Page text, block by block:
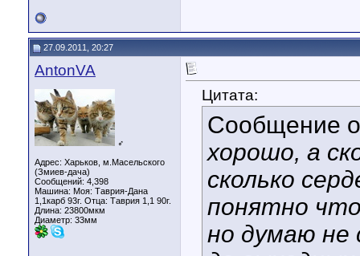
27.09.2011, 20:27
AntonVA
♂
Адрес: Харьков, м.Масельского
(Змиев-дача)
Сообщений: 4,398
Машина: Моя: Таврия-Дана
1,1карб 93г. Отца: Таврия 1,1 90г.
Длина: 23800мкм
Диаметр: 33мм
Цитата:
Сообщение
хорошо, а
сколько
понятно что
но думаю не